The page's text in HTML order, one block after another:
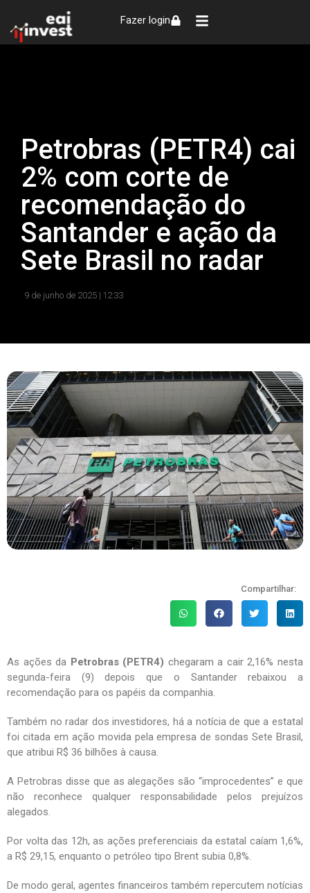
Fazer login
Petrobras (PETR4) cai
2% com corte de
recomendação do
Santander e ação da
Sete Brasil no radar
9 de junho de 2025 | 12:33
Compartilhar:
As ações da Petrobras (PETR4) chegaram a cair 2,16% nesta
segunda-feira (9) depois que o Santander rebaixou a
recomendação para os papéis da companhia.
Também no radar dos investidores, há a notícia de que a estatal
foi citada em ação movida pela empresa de sondas Sete Brasil,
que atribui R$ 36 bilhões à causa.
A Petrobras disse que as alegações são “improcedentes” e que
não reconhece qualquer responsabilidade pelos prejuízos
alegados.
Por volta das 12h, as ações preferenciais da estatal caíam 1,6%,
a R$ 29,15, enquanto o petróleo tipo Brent subia 0,8%.
De modo geral, agentes financeiros também repercutem notícias